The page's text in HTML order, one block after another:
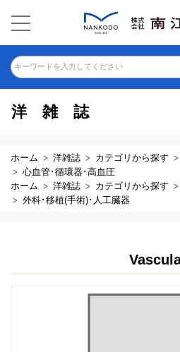
キーワードを入力してください
洋雑誌
ホーム 洋雑誌 カテゴリから探す
心血管･循環器･高血圧
ホーム
洋雑誌 カテゴリから探す
外科･移植(手術)･人工臓器